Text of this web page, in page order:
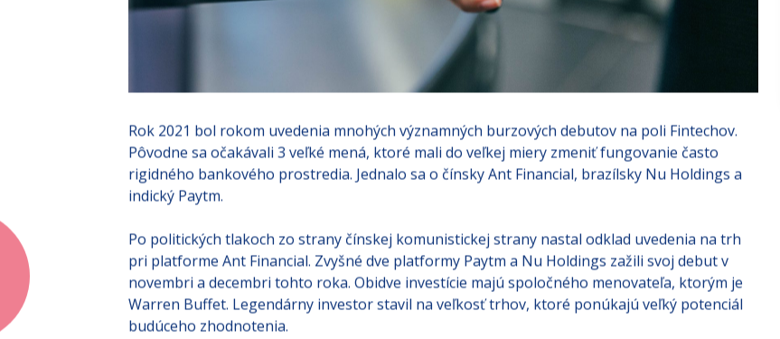
Rok 2021 bol rokom uvedenia mnohých významných burzových debutov na poli Fintechov.
Pôvodne sa očakávali 3 veľké mená, ktoré mali do veľkej miery zmeniť fungovanie často
rigidného bankového prostredia. Jednalo sa o čínsky Ant Financial, brazílsky Nu Holdings a
indický Paytm.
Po politických tlakoch zo strany čínskej komunistickej strany nastal odklad uvedenia na trh
pri platforme Ant Financial. Zvyšné dve platformy Paytm a Nu Holdings zažili svoj debut v
novembri a decembri tohto roka. Obidve investície majú spoločného menovateľa, ktorým je
Warren Buffet. Legendárny investor stavil na veľkosť trhov, ktoré ponúkajú veľký potenciál
budúceho zhodnotenia.
financie sa skončilo. Po niekoľkých
mesiacoch očakávania...